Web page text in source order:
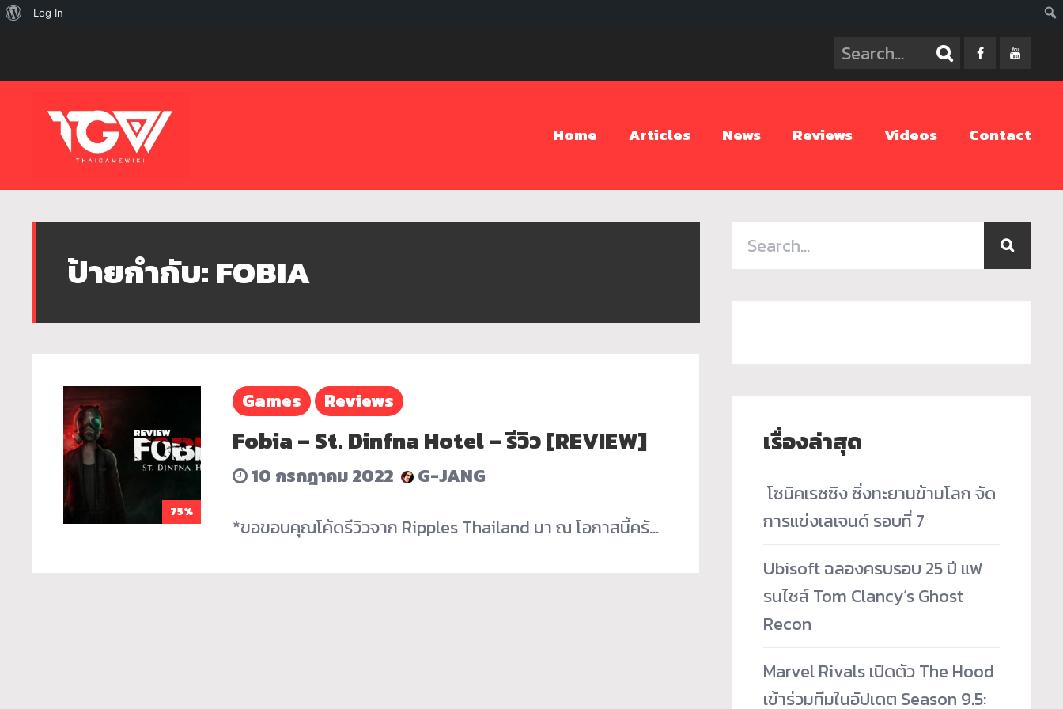
Home Articles News Reviews Videos Contact
ป้ายกำกับ:FOBIA
75%
Games Reviews
Fobia – St. Dinfna Hotel – รีวิว [REVIEW]
10 กรกฎาคม 2022
G-JANG
*ขอขอบคุณโค้ดรีวิวจาก Ripples Thailand มา ณ โอกาสนี้ครั…
เรื่องล่าสุด
­ โซนิคเรซซิง ซิ่งทะยานข้ามโลก จัด
การแข่งเลเจนด์ รอบที่ 7
Ubisoft ฉลองครบรอบ 25 ปี แฟ
รนไชส์ Tom Clancy’s Ghost
Recon
Marvel Rivals เปิดตัว The Hood
เข้าร่วมทีมในอัปเดต Season 9.5:
เกี่ยวLog In